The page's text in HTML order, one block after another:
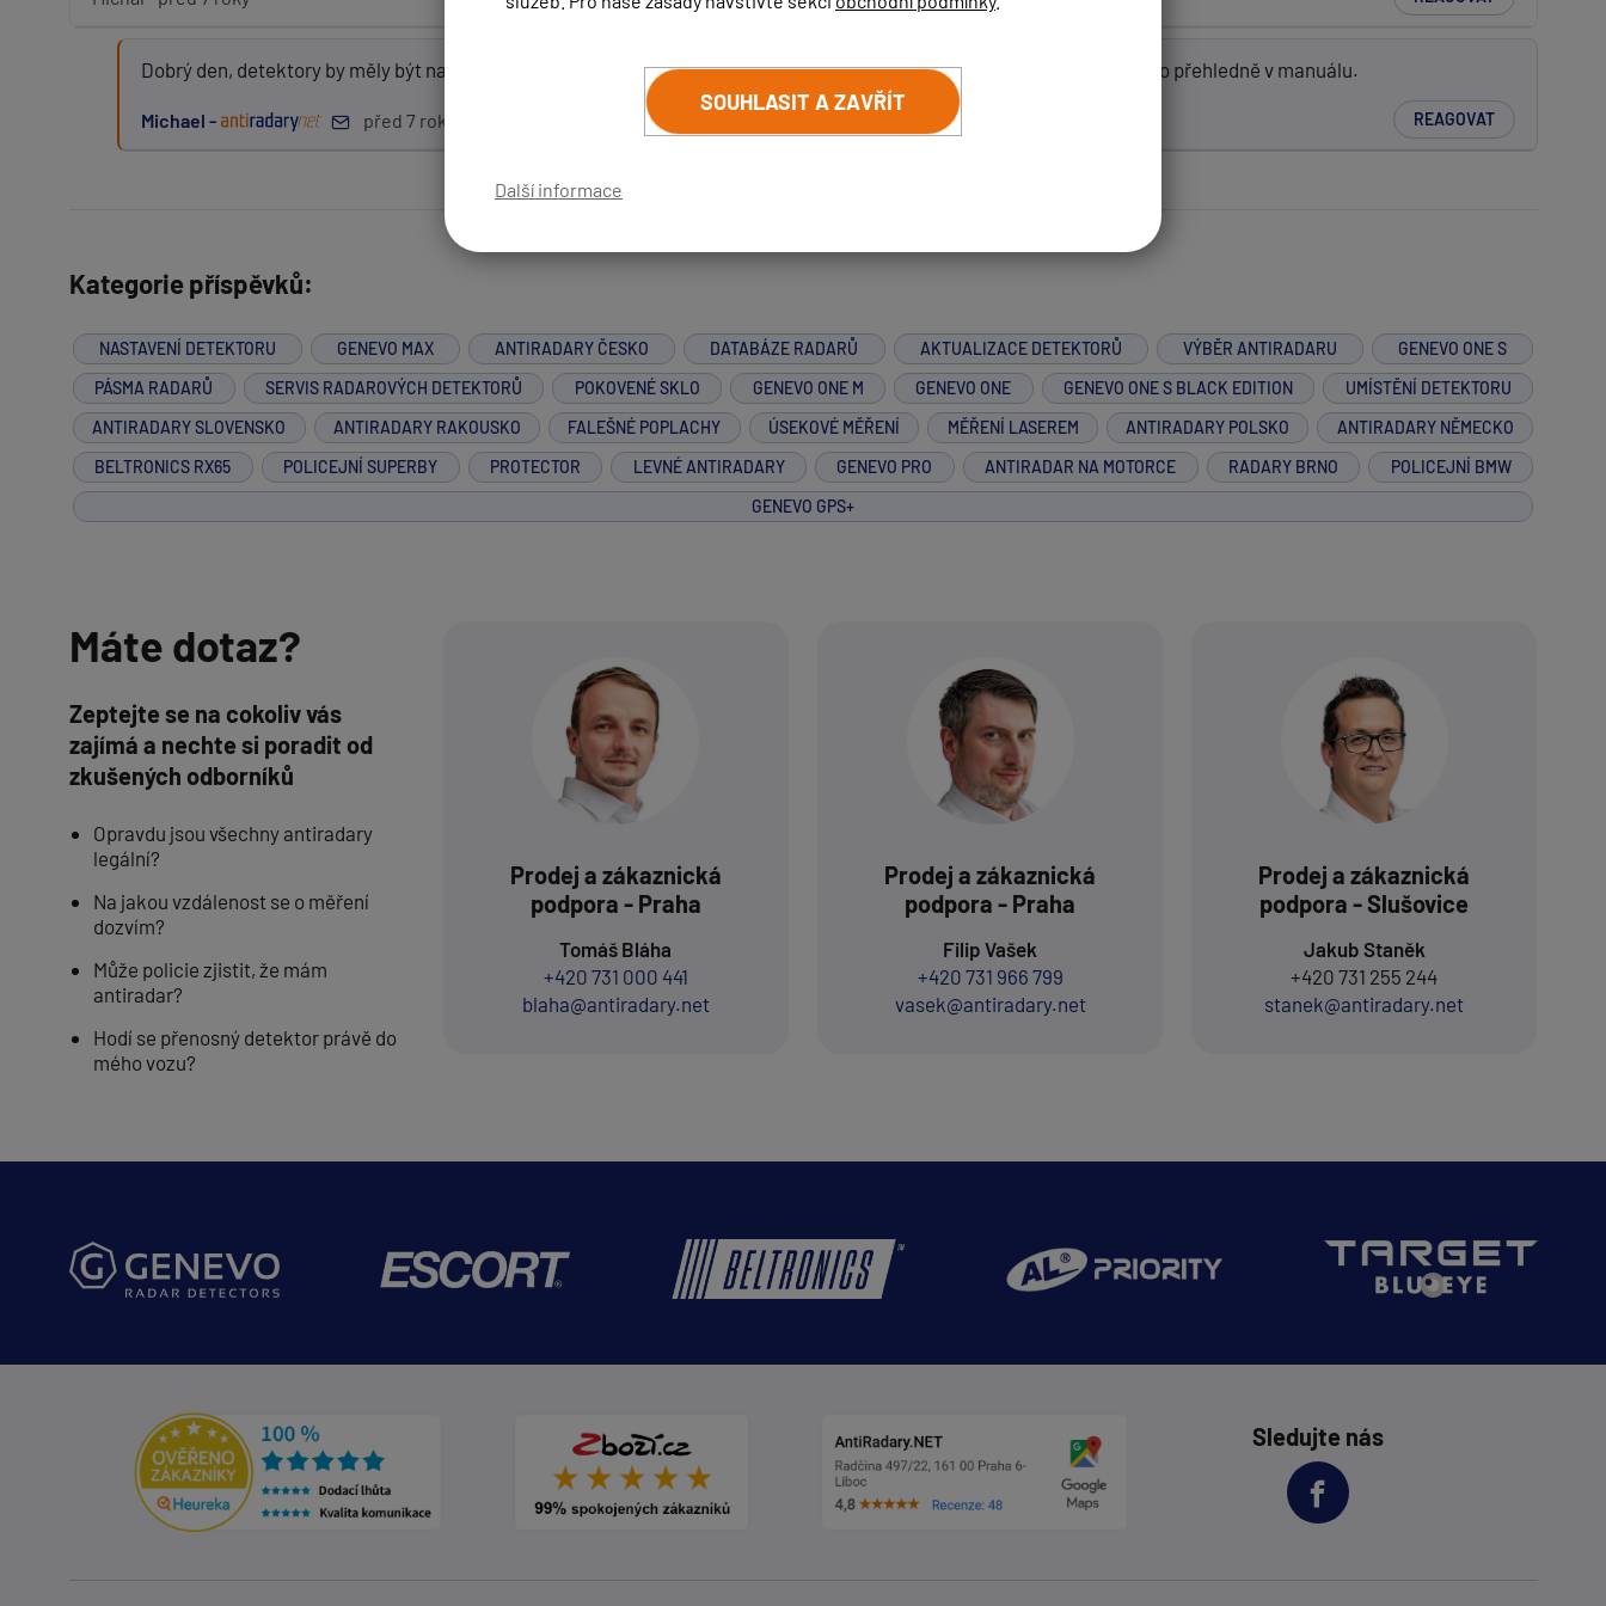
SOUHLASIT A ZAVŘÍT
Další informace
Dobrý den, detektory by měly být nastaveny stejně a samotné nastavování je pak otázkou několika vteřin, vše je popsáno přehledně v manuálu.
Michael - před 7 roky REAGOVAT
Kategorie příspěvků:
NASTAVENÍ DETEKTORU GENEVO MAX ANTIRADARY ČESKO DATABÁZE RADARŮ AKTUALIZACE DETEKTORŮ VÝBĚR ANTIRADARU
GENEVO ONE S
PÁSMA RADARŮ
SERVIS RADAROVÝCH DETEKTORŮ POKOVENÉ SKLO GENEVO ONE M GENEVO ONE GENEVO ONE S BLACK EDITION
UMÍSTĚNÍ DETEKTORU
ANTIRADARY SLOVENSKO
ANTIRADARY RAKOUSKO FALEŠNÉ POPLACHY ÚSEKOVÉ MĚŘENÍ MĚŘENÍ LASEREM ANTIRADARY POLSKO
ANTIRADARY NĚMECKO
BELTRONICS RX65
POLICEJNÍ SUPERBY PROTECTOR LEVNÉ ANTIRADARY GENEVO PRO ANTIRADAR NA MOTORCE RADARY BRNO
POLICEJNÍ BMW
GENEVO GPS+
Máte dotaz?
Zeptejte se na cokoliv vás
zajímá a nechte si poradit od
zkušených odborníků
Opravdu jsou všechny antiradary
legální?
Na jakou vzdálenost se o měření
dozvím?
Může policie zjistit, že mám
antiradar?
Hodí se přenosný detektor právě do
mého vozu?
Prodej a zákaznická
podpora - Praha
Tomáš Bláha
+420 731 000 441
blaha@antiradary.net
Prodej a zákaznická
podpora - Praha
Filip Vašek
+420 731 966 799
vasek@antiradary.net
Prodej a zákaznická
podpora - Slušovice
Jakub Staněk
+420 731 255 244
stanek@antiradary.net
Sledujte nás